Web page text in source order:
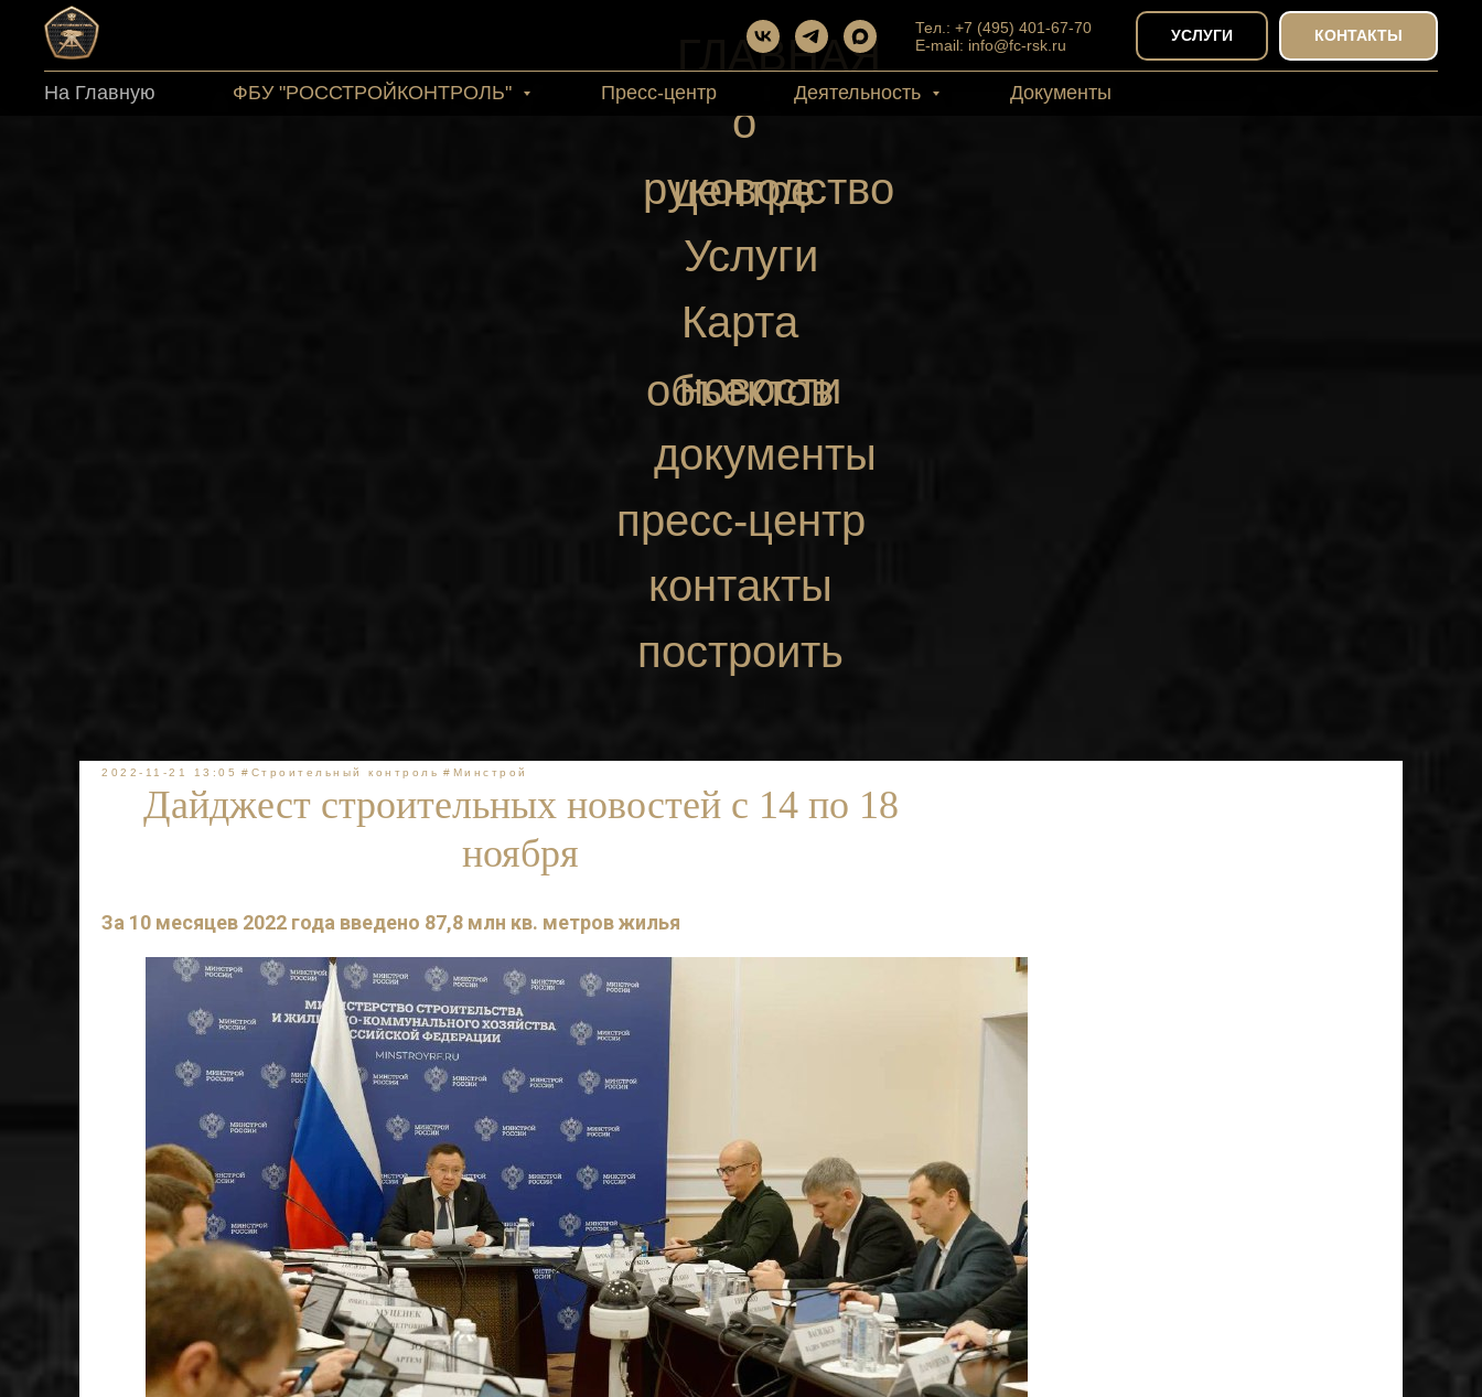
Тел.: +7 (495) 401-67-70
E-mail: info@fc-rsk.ru
УСЛУГИ КОНТАКТЫ
На Главную ФБУ "РОССТРОЙКОНТРОЛЬ" Пресс-центр Деятельность Документы
новости
руководство
Карта
объектов
ГЛАВНАЯ
пресс-центр
построить
о
центре
документы
контакты
Услуги
2022-11-21 13:05 #Строительный контроль #Минстрой
Дайджест строительных новостей с 14 по 18
ноября
За 10 месяцев 2022 года введено 87,8 млн кв. метров жилья